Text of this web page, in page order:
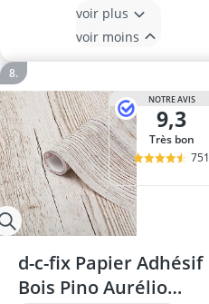
voir plus
voir moins
NOTRE AVIS
9,3
Très bon
751
d-c-fix Papier Adhésif
Bois Pino Aurélio